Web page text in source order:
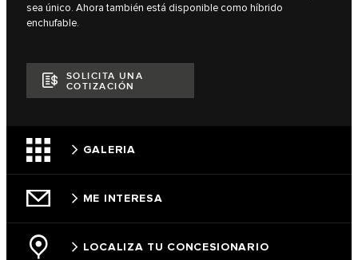
sea único. Ahora también está disponible como híbrido
enchufable.
SOLICITA UNA
COTIZACIÓN
GALERIA
ME INTERESA
LOCALIZA TU CONCESIONARIO